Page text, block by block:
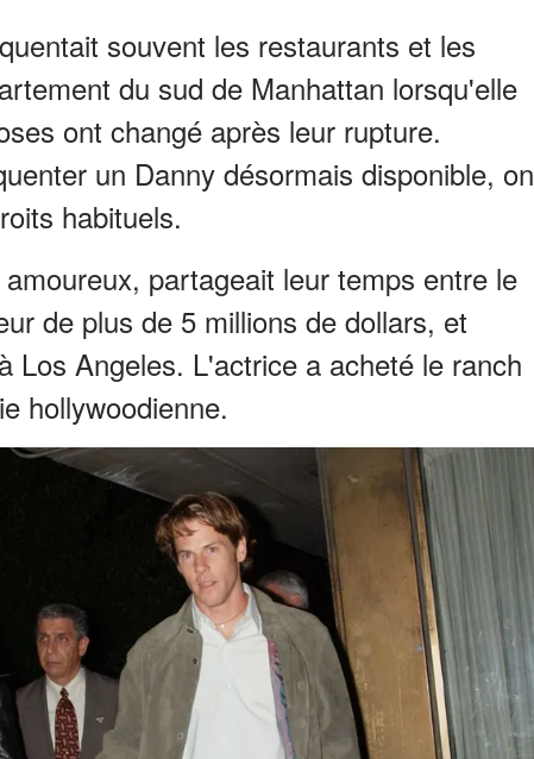
souvent les restaurants et les
du sud de Manhattan lorsqu'elle
ont changé après leur rupture.
un Danny désormais disponible, on
habituels.
partageait leur temps entre le
de plus de 5 millions de dollars, et
Los Angeles. L'actrice a acheté le ranch
hollywoodienne.